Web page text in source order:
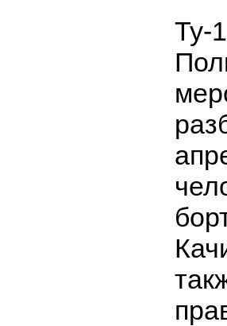
Ту-